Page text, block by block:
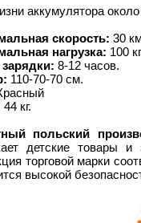
аккумулятора
скорость: 30
нагрузка: 100
8-12 часов.
110-70-70 см.
44 кг.
польский
детские товары
торговой марки
высокой